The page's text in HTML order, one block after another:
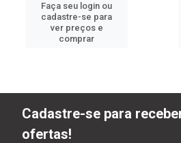
Faça seu login ou
cadastre-se para
ver preços e
comprar
Cadastre-se para
ofertas!